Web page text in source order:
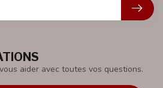
aider avec toutes vos questions.